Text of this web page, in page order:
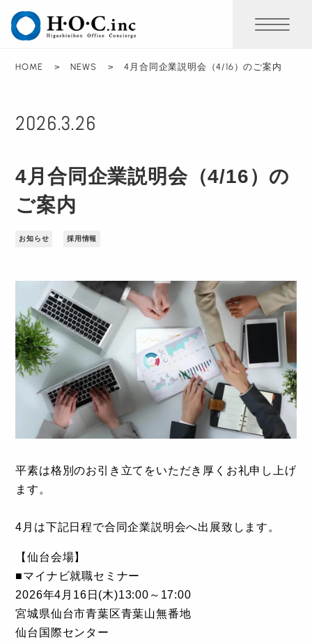
HOME NEWS 4月合同企業説明会（4/16）のご案内
2026.3.26
4月合同企業説明会（4/16）の
ご案内
お知らせ 採用情報
平素は格別のお引き立てをいただき厚くお礼申し上げ
ます。
4月は下記日程で合同企業説明会へ出展致します。
【仙台会場】
■マイナビ就職セミナー
2026年4月16日(木)13:00～17:00
宮城県仙台市青葉区青葉山無番地
仙台国際センター